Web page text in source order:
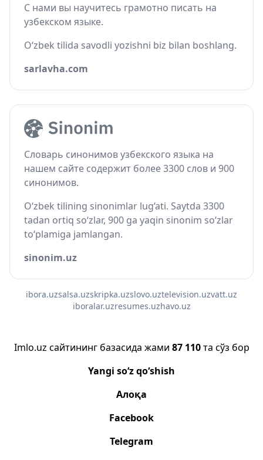
С нами вы научитесь грамотно писать на
узбекском языке.
O‘zbek tilida savodli yozishni biz bilan boshlang.
sarlavha.com
Словарь синонимов узбекского языка на
нашем сайте содержит более 3300 слов и 900
синонимов.
O‘zbek tilining sinonimlar lug‘ati. Saytda 3300
tadan ortiq so‘zlar, 900 ga yaqin sinonim so‘zlar
to‘plamiga jamlangan.
sinonim.uz
ibora.uzsalsa.uzskripka.uzslovo.uztelevision.uzvatt.uz
iboralar.uzresumes.uzhavo.uz
Imlo.uz сайтининг базасида жами 87 110та сўз бор
Yangi so‘z qo‘shish
Алоқа
Facebook
Telegram